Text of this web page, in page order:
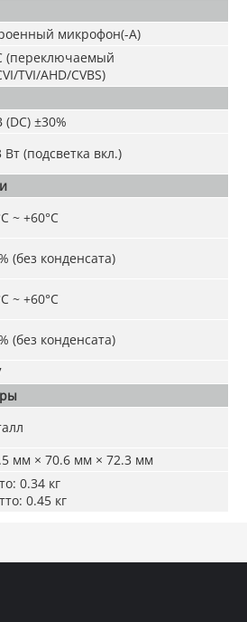
микрофон(-A)
(переключаемый
TVI/AHD/CVBS)
(DC) ±30%
Вт (подсветка вкл.)
~ +60°C
(без конденсата)
~ +60°C
(без конденсата)
мм × 70.6 мм × 72.3 мм
0.34 кг
0.45 кг